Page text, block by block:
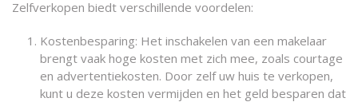
Zelfverkopen biedt verschillende voordelen:
Kostenbesparing: Het inschakelen van een makelaar
brengt vaak hoge kosten met zich mee, zoals courtage
en advertentiekosten. Door zelf uw huis te verkopen,
kunt u deze kosten vermijden en het geld besparen dat